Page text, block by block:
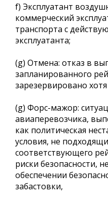
f) Эксплуатант
коммерческий
транспорта с
эксплуатанта;
(g) Отмена: отказ в
запланированного
зарезервировано
(g) Форс-мажор:
авиаперевозчика,
как политическая
условия, не
соответствующего
риски безопасности,
обеспечении
забастовки,